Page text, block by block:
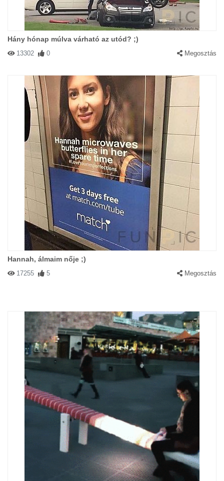
Hány hónap múlva várható az utód? ;)
13302 0 Megosztás
Hannah, álmaim nője ;)
17255 5 Megosztás